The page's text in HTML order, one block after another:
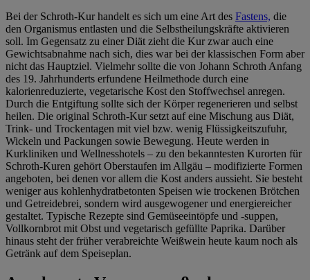
Bei der Schroth-Kur handelt es sich um eine Art des Fastens, die
den Organismus entlasten und die Selbstheilungskräfte aktivieren
soll. Im Gegensatz zu einer Diät zieht die Kur zwar auch eine
Gewichtsabnahme nach sich, dies war bei der klassischen Form aber
nicht das Hauptziel. Vielmehr sollte die von Johann Schroth Anfang
des 19. Jahrhunderts erfundene Heilmethode durch eine
kalorienreduzierte, vegetarische Kost den Stoffwechsel anregen.
Durch die Entgiftung sollte sich der Körper regenerieren und selbst
heilen. Die original Schroth-Kur setzt auf eine Mischung aus Diät,
Trink- und Trockentagen mit viel bzw. wenig Flüssigkeitszufuhr,
Wickeln und Packungen sowie Bewegung. Heute werden in
Kurkliniken und Wellnesshotels – zu den bekanntesten Kurorten für
Schroth-Kuren gehört Oberstaufen im Allgäu – modifizierte Formen
angeboten, bei denen vor allem die Kost anders aussieht. Sie besteht
weniger aus kohlenhydratbetonten Speisen wie trockenen Brötchen
und Getreidebrei, sondern wird ausgewogener und energiereicher
gestaltet. Typische Rezepte sind Gemüseeintöpfe und -suppen,
Vollkornbrot mit Obst und vegetarisch gefüllte Paprika. Darüber
hinaus steht der früher verabreichte Weißwein heute kaum noch als
Getränk auf dem Speiseplan.